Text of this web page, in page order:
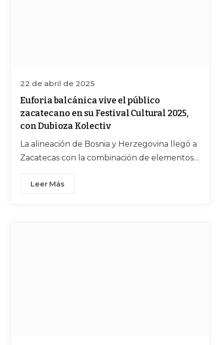
22 de abril de 2025
Euforia balcánica vive el público
zacatecano en su Festival Cultural 2025,
con Dubioza Kolectiv
La alineación de Bosnia y Herzegovina llegó a
Zacatecas con la combinación de elementos
electrónica con ritmos tradicionales de los
Leer Más